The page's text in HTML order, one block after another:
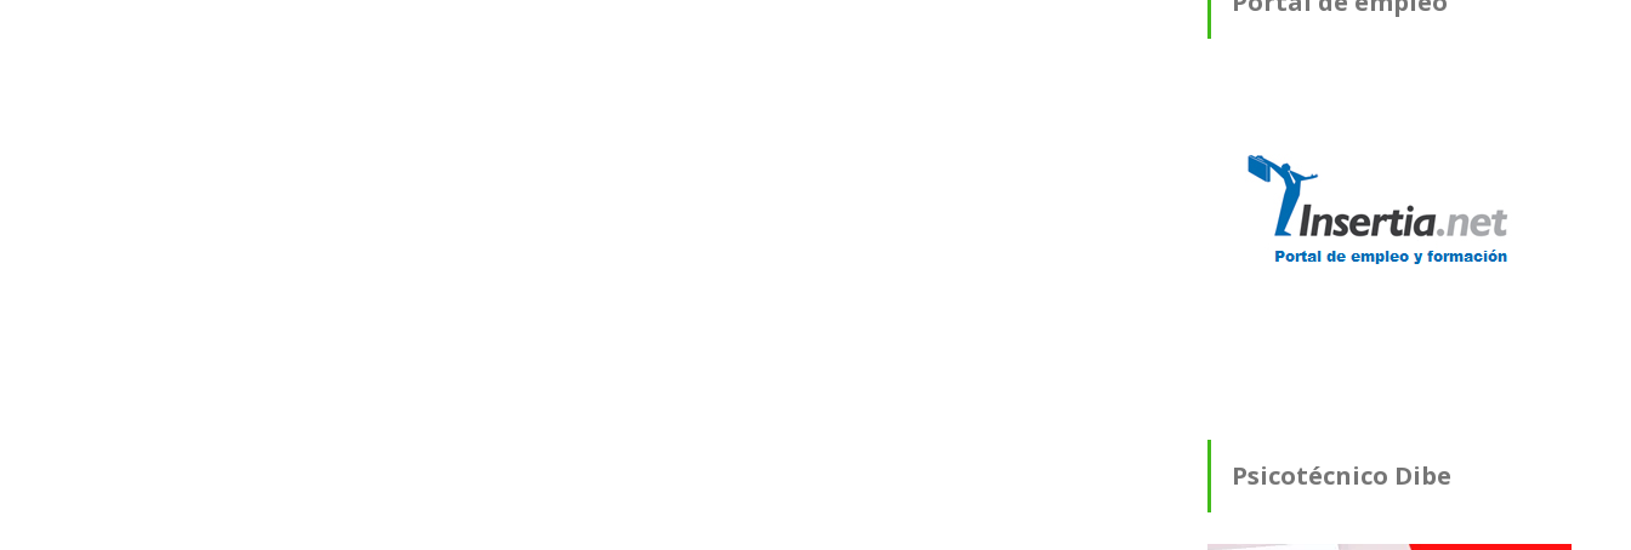
Psicotécnico Dibe